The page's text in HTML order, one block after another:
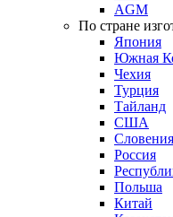
AGM
По стране
Япония
Южная
Чехия
Турция
Тайланд
США
Словения
Россия
Польша
Китай